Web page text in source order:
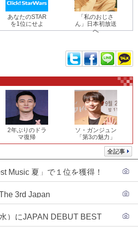
あなたのSTAR
を1位にせよ
「私のおじさ
ん」日本初放送
へ
2年ぶりのドラ
マ復帰
ソ・ガンジュン
「第3の魅力」
全記事
Music 夏」で１位を獲得！
3rd Japan
）にJAPAN DEBUT BEST